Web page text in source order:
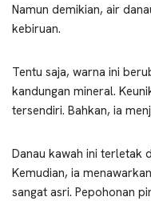
Namun demikian, air
kebiruan.
Tentu saja, warna ini
kandungan mineral.
tersendiri. Bahkan, ia
Danau kawah ini terletak
Kemudian, ia
sangat asri. Pepohonan